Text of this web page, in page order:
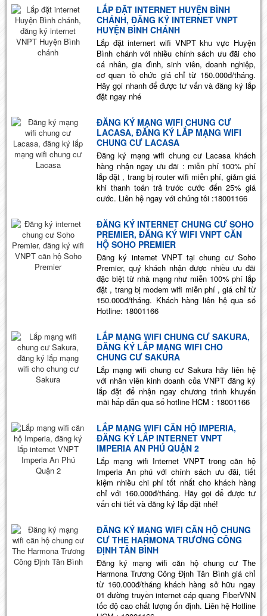
LẮP ĐẶT INTERNET HUYỆN BÌNH
CHÁNH, ĐĂNG KÝ INTERNET VNPT
HUYỆN BÌNH CHÁNH
Lắp đặt internert wifi VNPT khu vực Huyện
Bình chánh với nhiều chính sách ưu đãi cho
cá nhân, gia đình, sinh viên, doanh nghiệp,
cơ quan tồ chức giá chỉ từ 150.000đ/tháng.
Hãy gọi nhanh để được tư vấn và đăng ký lắp
đặt ngay nhé
ĐĂNG KÝ MẠNG WIFI CHUNG CƯ
LACASA, ĐĂNG KÝ LẮP MẠNG WIFI
CHUNG CƯ LACASA
Đăng ký mạng wifi chung cư Lacasa khách
hàng nhận ngay ưu đãi : miễn phí 100% phí
lắp đặt , trang bị router wifi miễn phí, giảm giá
khi thanh toán trả trước cước đến 25% giá
cước. Liên hệ ngay với chúng tôi :18001166
ĐĂNG KÝ INTERNET CHUNG CƯ SOHO
PREMIER, ĐĂNG KÝ WIFI VNPT CĂN
HỘ SOHO PREMIER
Đăng ký internet VNPT tại chung cư Soho
Premier, quý khách nhận được nhiều ưu đãi
đặc biệt từ nhà mạng như miễn 100% phí lắp
đặt , trang bị modem wifi miễn phí , giá chỉ từ
150.000đ/tháng. Khách hàng liên hệ qua số
Hotline: 18001166
LẮP MẠNG WIFI CHUNG CƯ SAKURA,
ĐĂNG KÝ LẮP MẠNG WIFI CHO
CHUNG CƯ SAKURA
Lắp mạng wifi chung cư Sakura hãy liên hệ
với nhân viên kinh doanh của VNPT đăng ký
lắp đặt để nhận ngay chương trình khuyến
mãi hấp dẫn qua số hotline HCM : 18001166
LẮP MẠNG WIFI CĂN HỘ IMPERIA,
ĐĂNG KÝ LẮP INTERNET VNPT
IMPERIA AN PHÚ QUẬN 2
Lắp mạng wifi Internet VNPT trong căn hộ
Imperia An phú với chính sách ưu đãi, tiết
kiệm nhiều chi phí tốt nhất cho khách hàng
chỉ với 160.000đ/tháng. Hãy gọi để được tư
vấn chi tiết và đăng ký lắp đặt nhé!
ĐĂNG KÝ MẠNG WIFI CĂN HỘ CHUNG
CƯ THE HARMONA TRƯƠNG CÔNG
ĐỊNH TÂN BÌNH
Đăng ký mạng wifi căn hộ chung cư The
Harmona Trương Công Định Tân Bình giá chỉ
từ 160.000đ/tháng khách hàng sở hữu ngay
01 đường truyền internet cáp quang FiberVNN
tốc độ cao chất lượng ổn định. Liên hệ Hotline